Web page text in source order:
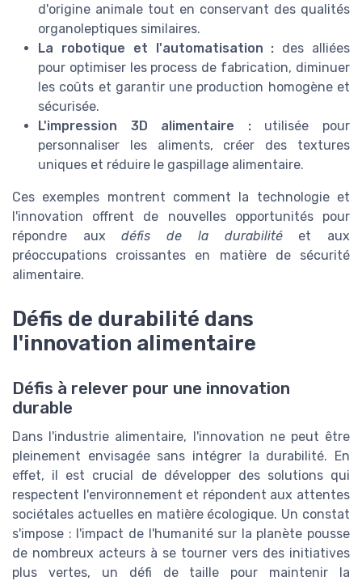
d'origine animale tout en conservant des qualités
organoleptiques similaires.
La robotique et l'automatisation : des alliées
pour optimiser les process de fabrication, diminuer
les coûts et garantir une production homogène et
sécurisée.
L'impression 3D alimentaire :utilisée pour
personnaliser les aliments, créer des textures
uniques et réduire le gaspillage alimentaire.
Ces exemples montrent comment la technologie et
l'innovation offrent de nouvelles opportunités pour
répondre auxdéfis de la durabilitéet aux
préoccupations croissantes en matière de sécurité
alimentaire.
Défis de durabilité dans
l'innovation alimentaire
Défis à relever pour une innovation
durable
Dans l'industrie alimentaire, l'innovation ne peut être
pleinement envisagée sans intégrer la durabilité. En
effet, il est crucial de développer des solutions qui
respectent l'environnement et répondent aux attentes
sociétales actuelles en matière écologique. Un constat
s'impose : l'impact de l'humanité sur la planète pousse
de nombreux acteurs à se tourner vers des initiatives
plus vertes, un défi de taille pour maintenir la